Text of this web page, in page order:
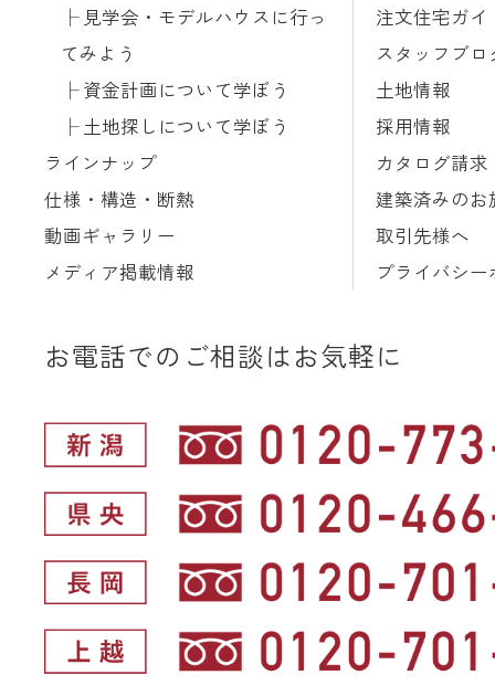
見学会・モデルハウスに行っ
てみよう
資金計画について学ぼう
土地探しについて学ぼう
ラインナップ
仕様・構造・断熱
動画ギャラリー
メディア掲載情報
注文住宅ガイ
スタッフブロ
土地情報
採用情報
カタログ請求
建築済みのお
取引先様へ
プライバシー
お電話でのご相談はお気軽に